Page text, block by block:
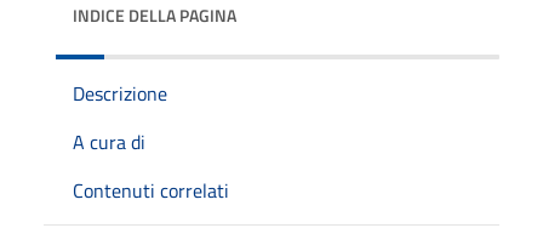
INDICE DELLA PAGINA
Descrizione
A cura di
Contenuti correlati